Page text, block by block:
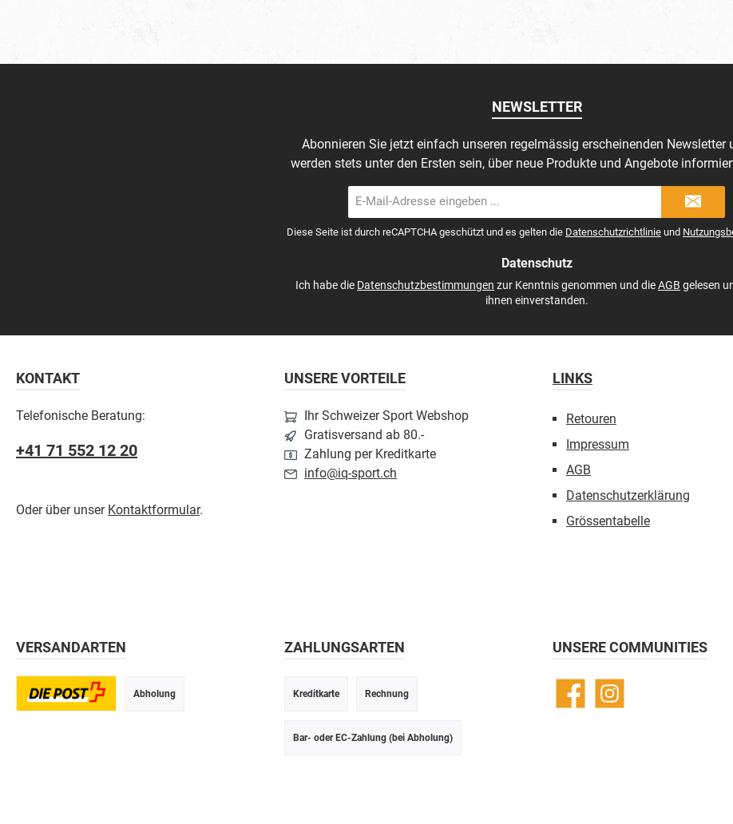
NEWSLETTER
Abonnieren Sie jetzt einfach unseren regelmässig erscheinenden Newsletter
werden stets unter den Ersten sein, über neue Produkte und Angebote
Mail-
*
Diese Seite ist durch reCAPTCHA geschützt und es gelten die Datenschutzrichtlinie und
Datenschutz
Ich habe die Datenschutzbestimmungen zur Kenntnis genommen und dieAGB gelesen
ihnen einverstanden.
KONTAKT
Telefonische Beratung:
+41 71 552 12 20
Oder über unser Kontaktformular.
UNSERE VORTEILE
Ihr Schweizer Sport Webshop
Gratisversand ab 80.-
Zahlung per Kreditkarte
info@iq-sport.ch
LINKS
Retouren
Impressum
AGB
Datenschutzerklärung
Grössentabelle
VERSANDARTEN
Abholung
ZAHLUNGSARTEN
Kreditkarte Rechnung
Bar- oder EC-Zahlung (bei Abholung)
UNSERE COMMUNITIES
FacebookInstagram